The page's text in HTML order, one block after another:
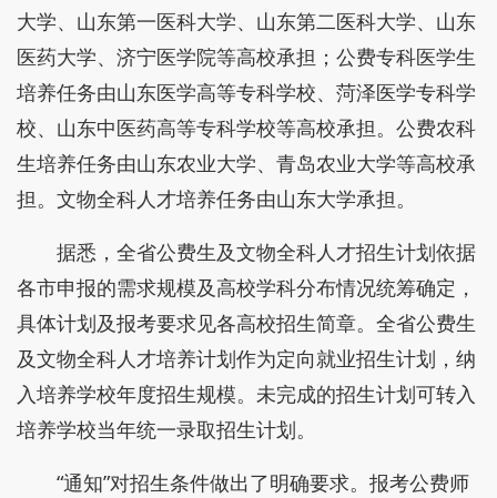
大学、山东第一医科大学、山东第二医科大学、山东
医药大学、济宁医学院等高校承担；公费专科医学生
培养任务由山东医学高等专科学校、菏泽医学专科学
校、山东中医药高等专科学校等高校承担。公费农科
生培养任务由山东农业大学、青岛农业大学等高校承
担。文物全科人才培养任务由山东大学承担。
据悉，全省公费生及文物全科人才招生计划依据
各市申报的需求规模及高校学科分布情况统筹确定，
具体计划及报考要求见各高校招生简章。全省公费生
及文物全科人才培养计划作为定向就业招生计划，纳
入培养学校年度招生规模。未完成的招生计划可转入
培养学校当年统一录取招生计划。
“通知”对招生条件做出了明确要求。报考公费师